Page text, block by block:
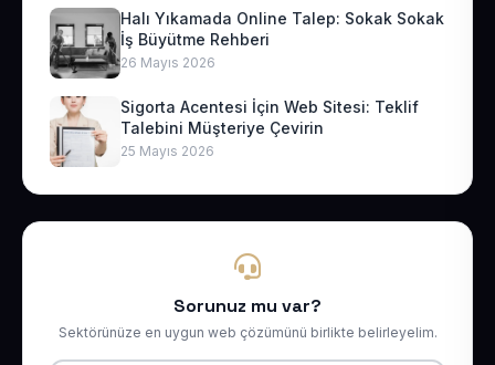
Halı Yıkamada Online Talep: Sokak Sokak
İş Büyütme Rehberi
26 Mayıs 2026
Sigorta Acentesi İçin Web Sitesi: Teklif
Talebini Müşteriye Çevirin
25 Mayıs 2026
Sorunuz mu var?
Sektörünüze en uygun web çözümünü birlikte belirleyelim.